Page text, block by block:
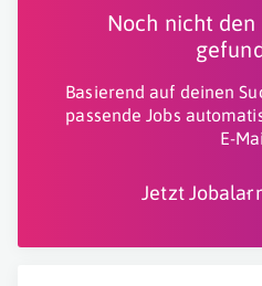
Noch nicht
Basierend auf deinen
passende Jobs
E-
Jetzt